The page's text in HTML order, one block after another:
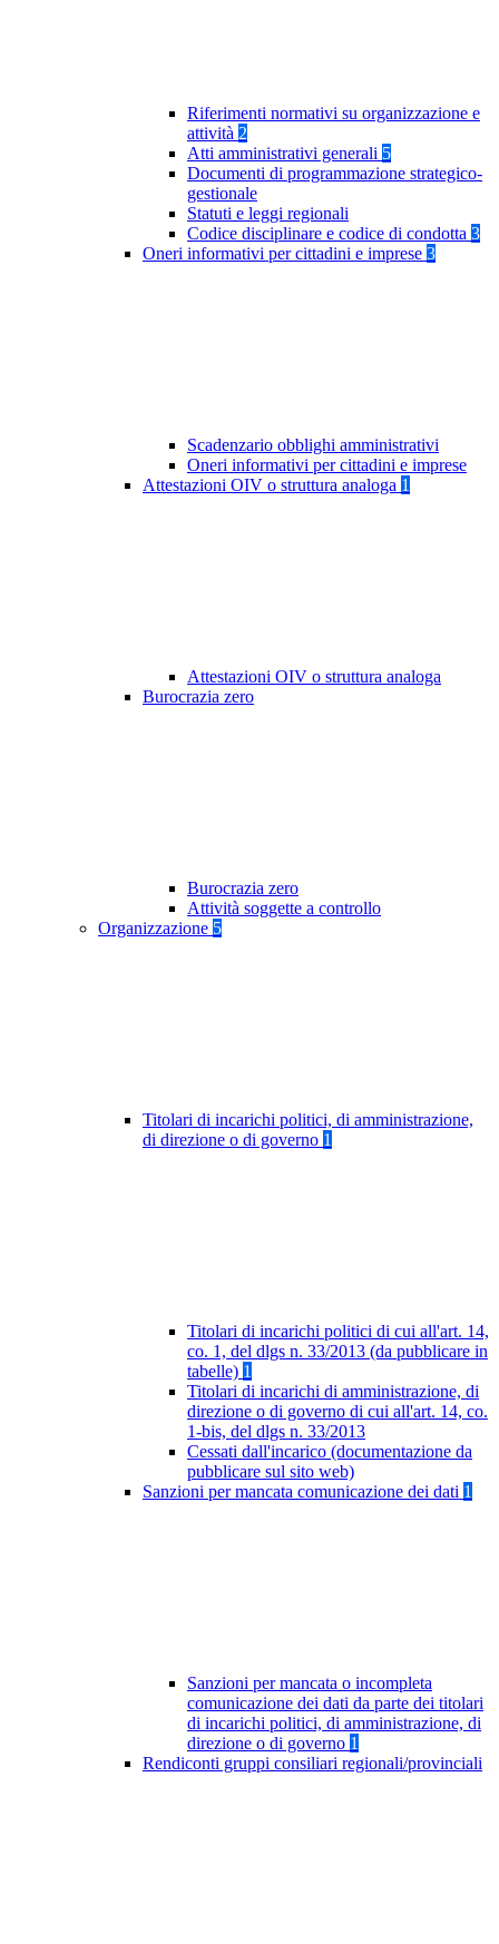
Riferimenti normativi su organizzazione e
attività 2
Atti amministrativi generali 5
Documenti di programmazione strategico-
gestionale
Statuti e leggi regionali
Codice disciplinare e codice di condotta 3
Oneri informativi per cittadini e imprese 3
Scadenzario obblighi amministrativi
Oneri informativi per cittadini e imprese
Attestazioni OIV o struttura analoga 1
Attestazioni OIV o struttura analoga
Burocrazia zero
Burocrazia zero
Attività soggette a controllo
Organizzazione 5
Titolari di incarichi politici, di amministrazione,
di direzione o di governo 1
Titolari di incarichi politici di cui all'art. 14,
co. 1, del dlgs n. 33/2013 (da pubblicare in
tabelle) 1
Titolari di incarichi di amministrazione, di
direzione o di governo di cui all'art. 14, co.
1-bis, del dlgs n. 33/2013
Cessati dall'incarico (documentazione da
pubblicare sul sito web)
Sanzioni per mancata comunicazione dei dati 1
Sanzioni per mancata o incompleta
comunicazione dei dati da parte dei titolari
di incarichi politici, di amministrazione, di
direzione o di governo 1
Rendiconti gruppi consiliari regionali/provinciali